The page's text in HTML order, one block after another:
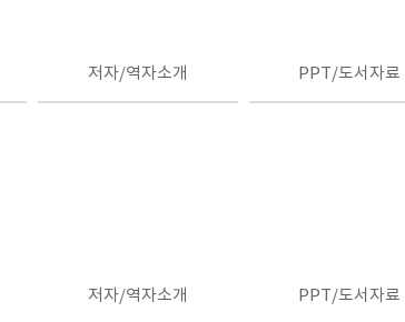
저자/역자소개 PPT/도서자료
저자/역자소개 PPT/도서자료